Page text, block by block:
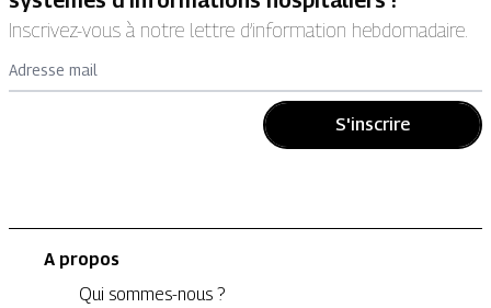
Inscrivez-vous à notre lettre d’information hebdomadaire.
Adresse mail
S'inscrire
A propos
Qui sommes-nous ?